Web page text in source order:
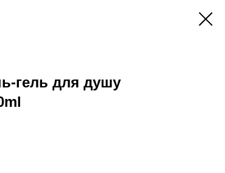
гель для душу